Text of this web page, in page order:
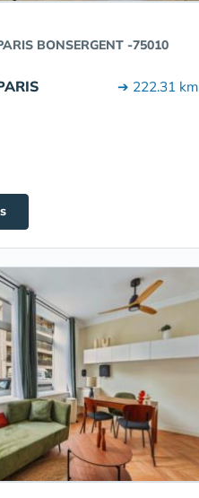
BONSERGENT -75010
➔ 222.31 km